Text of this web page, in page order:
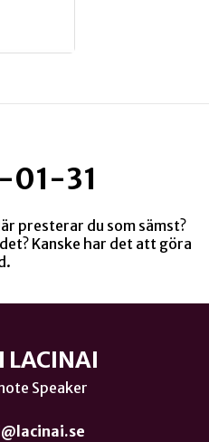
01-31
presterar du som sämst?
Kanske har det att göra
LACINAI
Speaker